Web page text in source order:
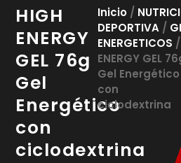
HIGH
ENERGY
GEL 76g
Gel
Energético
con
ciclodextrina
Inicio/
DEPORTIVA/
ENERGETICOS
ENERGY GEL
Gel Energético
con
ciclodextrina